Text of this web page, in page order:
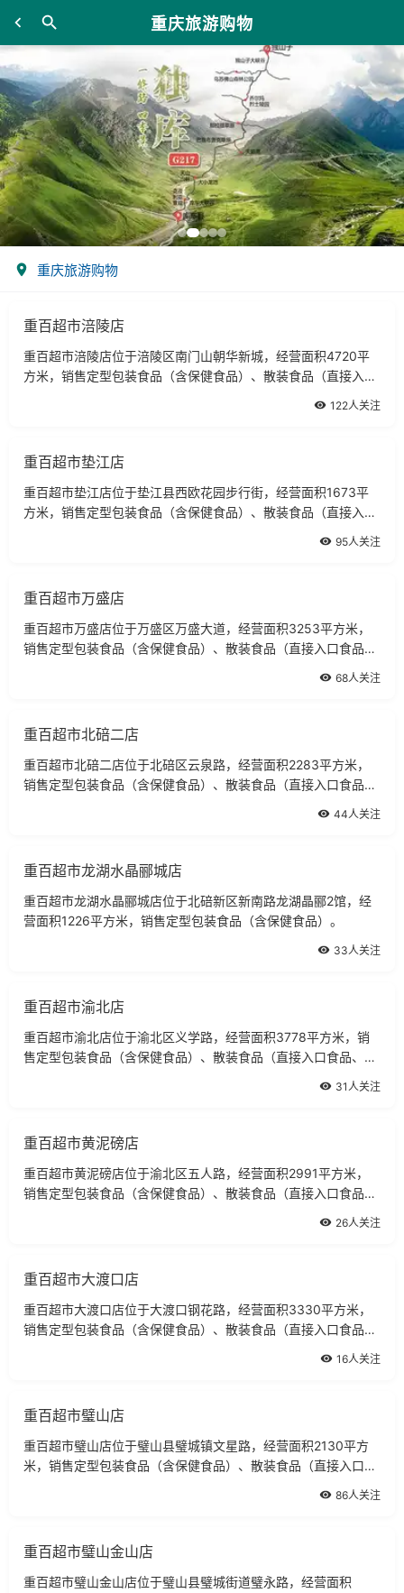
重庆旅游购物
重庆旅游购物
重百超市涪陵店
重百超市涪陵店位于涪陵区南门山朝华新城，经营面积4720平
方米，销售定型包装食品（含保健食品）、散装食品（直接入口
122人关注
重百超市垫江店
重百超市垫江店位于垫江县西欧花园步行街，经营面积1673平
方米，销售定型包装食品（含保健食品）、散装食品（直接入口
95人关注
重百超市万盛店
重百超市万盛店位于万盛区万盛大道，经营面积3253平方米，
销售定型包装食品（含保健食品）、散装食品（直接入口食品、
68人关注
重百超市北碚二店
重百超市北碚二店位于北碚区云泉路，经营面积2283平方米，
销售定型包装食品（含保健食品）、散装食品（直接入口食品、
44人关注
重百超市龙湖水晶郦城店
重百超市龙湖水晶郦城店位于北碚新区新南路龙湖晶郦2馆，经
营面积1226平方米，销售定型包装食品（含保健食品）。
33人关注
重百超市渝北店
重百超市渝北店位于渝北区义学路，经营面积3778平方米，销
售定型包装食品（含保健食品）、散装食品（直接入口食品、非
31人关注
重百超市黄泥磅店
重百超市黄泥磅店位于渝北区五人路，经营面积2991平方米，
销售定型包装食品（含保健食品）、散装食品（直接入口食品、
26人关注
重百超市大渡口店
重百超市大渡口店位于大渡口钢花路，经营面积3330平方米，
销售定型包装食品（含保健食品）、散装食品（直接入口食品、
16人关注
重百超市璧山店
重百超市璧山店位于璧山县璧城镇文星路，经营面积2130平方
米，销售定型包装食品（含保健食品）、散装食品（直接入口食
86人关注
重百超市璧山金山店
重百超市璧山金山店位于璧山县璧城街道璧永路，经营面积